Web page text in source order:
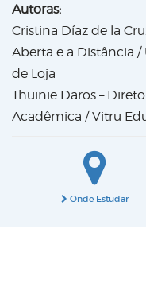
Autoras:
Cristina Díaz de la
Aberta e a Distância
de Loja
Thuinie Daros –
Acadêmica / Vitru
Onde Estudar